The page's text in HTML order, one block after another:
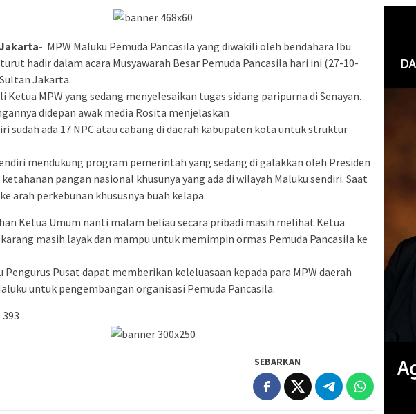
MPW Maluku Pemuda Pancasila yang diwakili oleh bendahara Ibu
hadir dalam acara Musyawarah Besar Pemuda Pancasila hari ini (27-10-
Jakarta.
Ketua MPW yang sedang menyelesaikan tugas sidang paripurna di Senayan.
didepan awak media Rosita menjelaskan
sudah ada 17 NPC atau cabang di daerah kabupaten kota untuk struktur
mendukung program pemerintah yang sedang di galakkan oleh Presiden
pangan nasional khusunya yang ada di wilayah Maluku sendiri. Saat
arah perkebunan khususnya buah kelapa.
Ketua Umum nanti malam beliau secara pribadi masih melihat Ketua
masih layak dan mampu untuk memimpin ormas Pemuda Pancasila ke
Pengurus Pusat dapat memberikan keleluasaan kepada para MPW daerah
untuk pengembangan organisasi Pemuda Pancasila.
393
SEBARKAN